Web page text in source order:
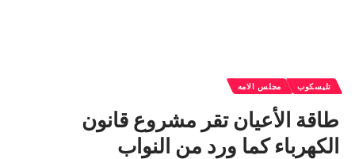
تليسكوب مجلس الامه
طاقة الأعيان تقر مشروع قانون
الكهرباء كما ورد من النواب